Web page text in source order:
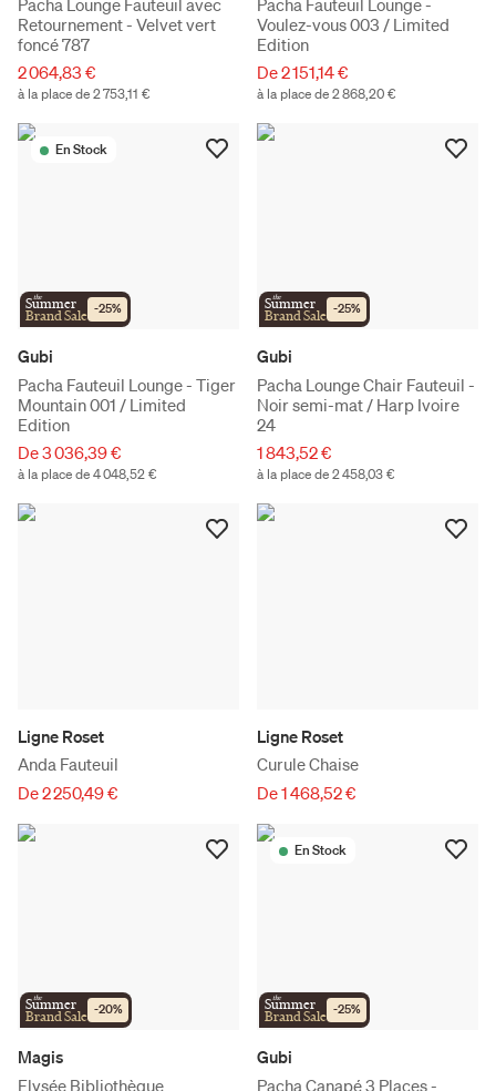
Retournement - Velvet vert
foncé 787
2 064,83 €
à la place de 2 753,11 €
Voulez-vous 003 / Limited
Edition
De 2 151,14 €
à la place de 2 868,20 €
En Stock
the
Summer
Brand Sale -25%
Gubi
Pacha Fauteuil Lounge - Tiger
Mountain 001 / Limited
Edition
De 3 036,39 €
à la place de 4 048,52 €
the
Summer
Brand Sale -25%
Gubi
Pacha Lounge Chair Fauteuil -
Noir semi-mat / Harp Ivoire
24
1 843,52 €
à la place de 2 458,03 €
Ligne Roset
Anda Fauteuil
De 2 250,49 €
Ligne Roset
Curule Chaise
De 1 468,52 €
the
Summer
Brand Sale -20%
Magis
Elysée Bibliothèque
En Stock
the
Summer
Brand Sale -25%
Gubi
Pacha Canapé 3 Places -